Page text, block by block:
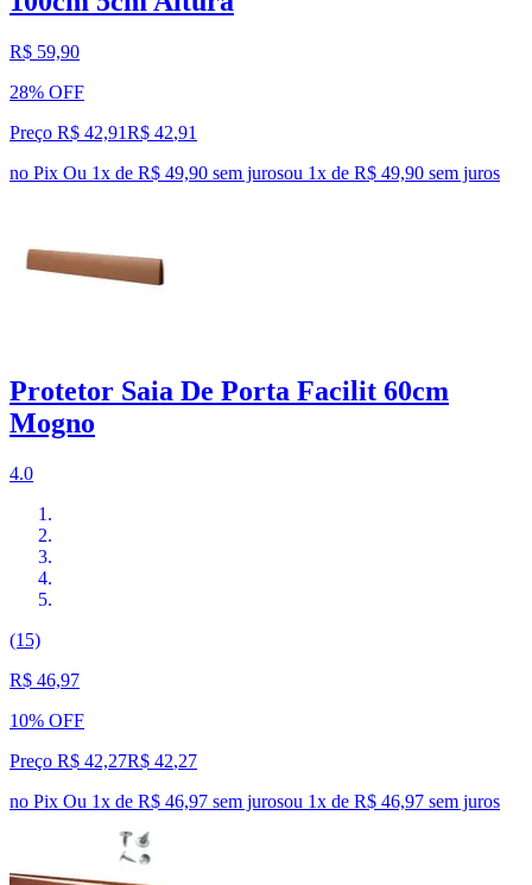
R$ 59,90
28% OFF
Preço R$ 42,91R$ 42,91
no Pix Ou 1x de R$ 49,90 sem jurosou 1x de R$ 49,90 sem juros
Protetor Saia De Porta Facilit 60cm
Mogno
4.0
(15)
R$ 46,97
10% OFF
Preço R$ 42,27R$ 42,27
no Pix Ou 1x de R$ 46,97 sem jurosou 1x de R$ 46,97 sem juros